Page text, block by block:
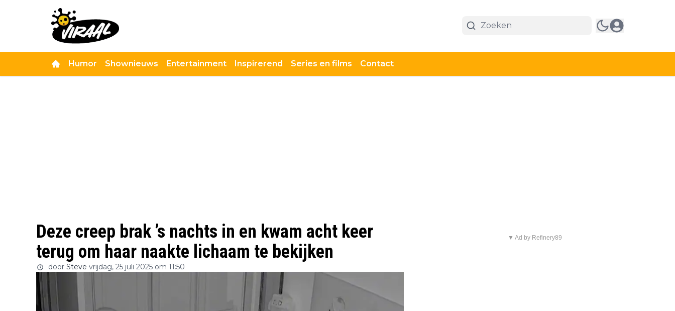
Humor Shownieuws Entertainment Inspirerend Series en films Contact
Deze creep brak ’s nachts in en kwam acht keer
terug om haar naakte lichaam te bekijken
door Steve vrijdag, 25 juli 2025 om 11:50
▼ Ad by Refinery89